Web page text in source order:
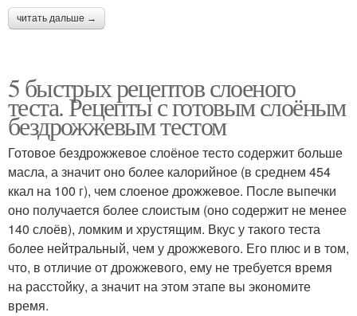
читать дальше →
5 быстрых рецептов слоеного
теста. Рецепты с готовым слоёным
бездрожжевым тестом
Готовое бездрожжевое слоёное тесто содержит больше
масла, а значит оно более калорийное (в среднем 454
ккал на 100 г), чем слоеное дрожжевое. После выпечки
оно получается более слоистым (оно содержит не менее
140 слоёв), ломким и хрустящим. Вкус у такого теста
более нейтральный, чем у дрожжевого. Его плюс и в том,
что, в отличие от дрожжевого, ему не требуется время
на расстойку, а значит на этом этапе вы экономите
время.